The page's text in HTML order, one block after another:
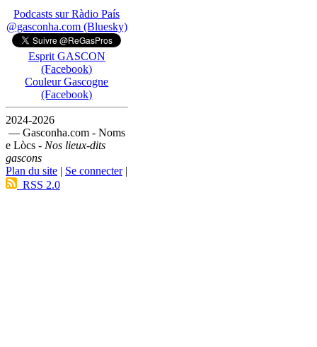
Podcasts sur Ràdio País
@gasconha.com (Bluesky)
Esprit GASCON
(Facebook)
Couleur Gascogne
(Facebook)
2024-2026
— Gasconha.com - Noms
e Lòcs - Nos lieux-dits
gascons
Plan du site | Se connecter|
RSS 2.0